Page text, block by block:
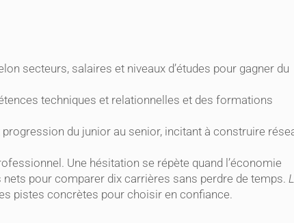
secteurs, salaires et niveaux d’études pour gagner du
techniques et relationnelles et des formations
du junior au senior, incitant à construire
Une hésitation se répète quand l’économie
pour comparer dix carrières sans perdre de temps.
pistes concrètes pour choisir en confiance.